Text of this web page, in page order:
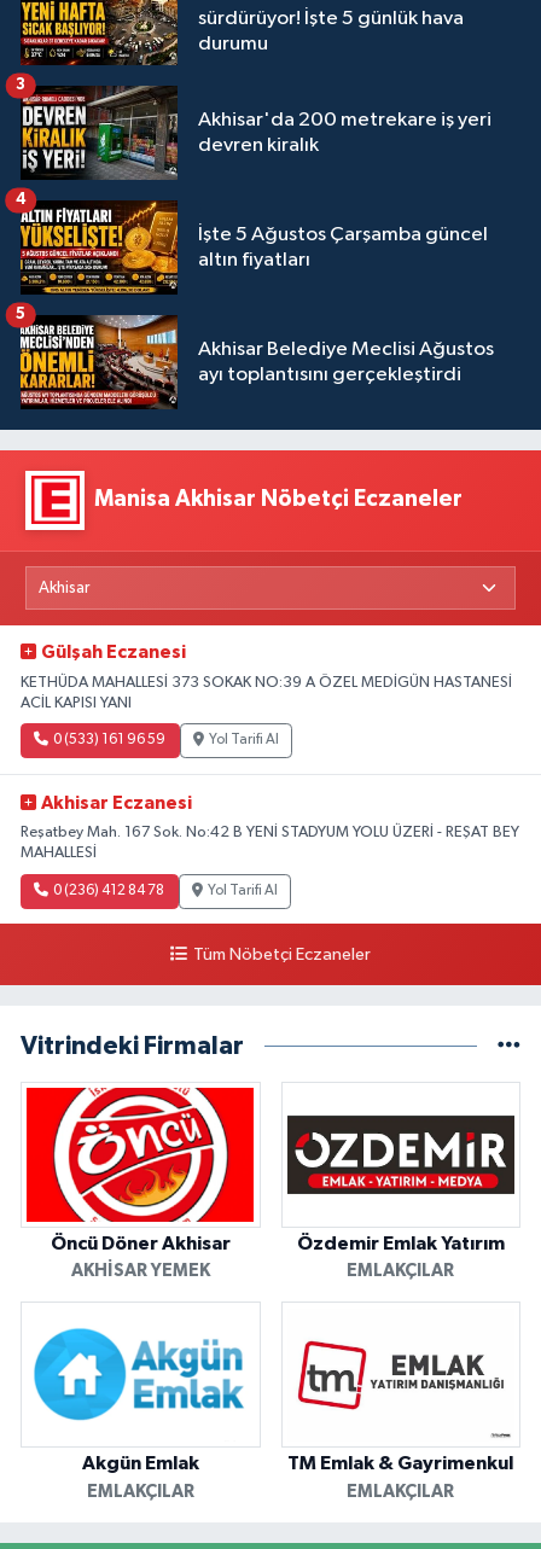
sürdürüyor! İşte 5 günlük hava
durumu
Akhisar'da 200 metrekare iş yeri
devren kiralık
3
İşte 5 Ağustos Çarşamba güncel
altın fiyatları
4
Akhisar Belediye Meclisi Ağustos
ayı toplantısını gerçekleştirdi
5
Manisa Akhisar Nöbetçi Eczaneler
Gülşah Eczanesi
KETHÜDA MAHALLESİ 373 SOKAK NO:39 A ÖZEL MEDİGÜN HASTANESİ
ACİL KAPISI YANI
0 (533) 161 96 59 Yol Tarifi Al
Akhisar Eczanesi
Reşatbey Mah. 167 Sok. No:42 B YENİ STADYUM YOLU ÜZERİ - REŞAT BEY
MAHALLESİ
0 (236) 412 84 78 Yol Tarifi Al
Tüm Nöbetçi Eczaneler
Vitrindeki Firmalar
Öncü Döner Akhisar
AKHISAR YEMEK
Özdemir Emlak Yatırım
EMLAKÇILAR
Akgün Emlak
EMLAKÇILAR
TM Emlak & Gayrimenkul
EMLAKÇILAR